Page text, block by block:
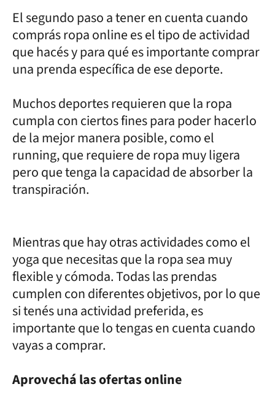
El segundo paso a tener en cuenta cuando
comprás ropa online es el tipo de actividad
que hacés y para qué es importante comprar
una prenda específica de ese deporte.
Muchos deportes requieren que la ropa
cumpla con ciertos fines para poder hacerlo
de la mejor manera posible, como el
running, que requiere de ropa muy ligera
pero que tenga la capacidad de absorber la
transpiración.
Mientras que hay otras actividades como el
yoga que necesitas que la ropa sea muy
flexible y cómoda. Todas las prendas
cumplen con diferentes objetivos, por lo que
si tenés una actividad preferida, es
importante que lo tengas en cuenta cuando
vayas a comprar.
Aprovechá las ofertas online